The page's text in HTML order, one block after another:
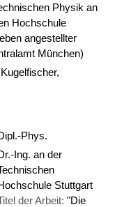
Physik an
Hochschule
angestellter
München)
Phys.
Ing. an der
Stuttgart
der Arbeit: "Die